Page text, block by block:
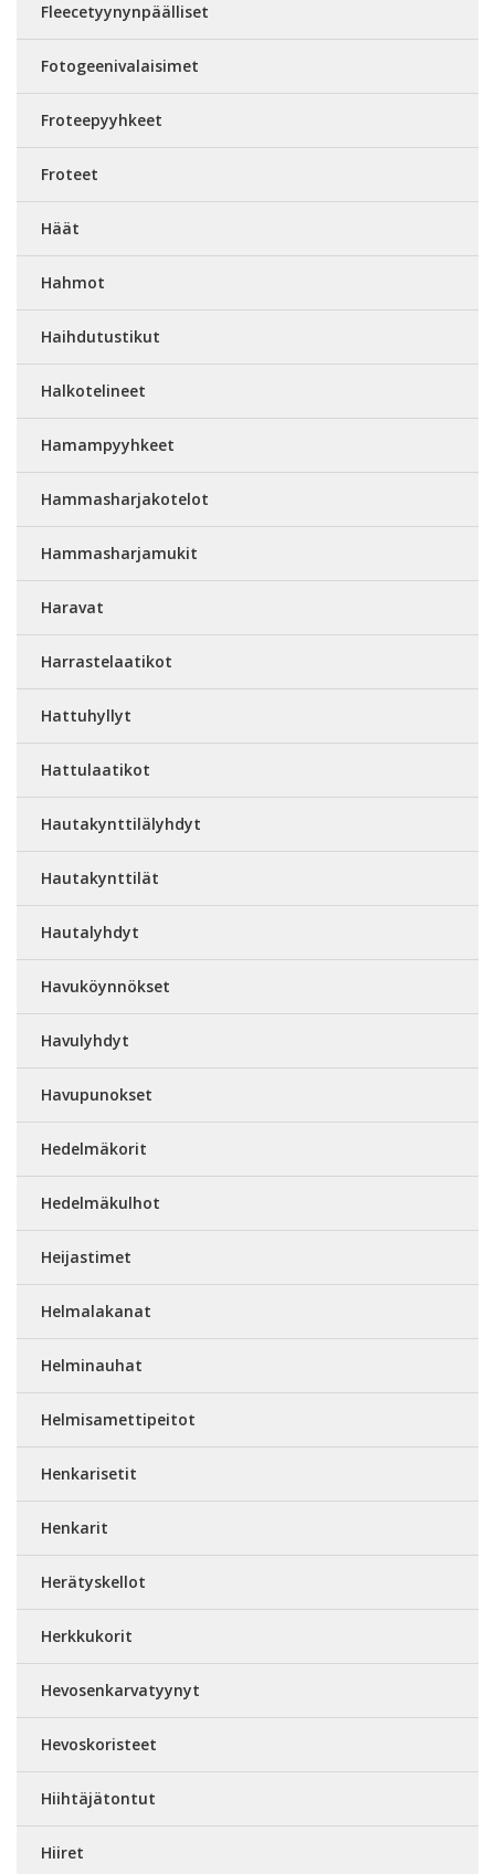
Fleecetyynynpäälliset
Fotogeenivalaisimet
Froteepyyhkeet
Froteet
Häät
Hahmot
Haihdutustikut
Halkotelineet
Hamampyyhkeet
Hammasharjakotelot
Hammasharjamukit
Haravat
Harrastelaatikot
Hattuhyllyt
Hattulaatikot
Hautakynttilälyhdyt
Hautakynttilät
Hautalyhdyt
Havuköynnökset
Havulyhdyt
Havupunokset
Hedelmäkorit
Hedelmäkulhot
Heijastimet
Helmalakanat
Helminauhat
Helmisamettipeitot
Henkarisetit
Henkarit
Herätyskellot
Herkkukorit
Hevosenkarvatyynyt
Hevoskoristeet
Hiihtäjätontut
Hiiret